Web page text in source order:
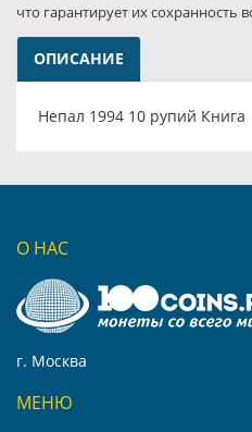
что гарантирует их сохранность
ОПИСАНИЕ
Непал 1994 10 рупий Книга
О НАС
г. Москва
МЕНЮ